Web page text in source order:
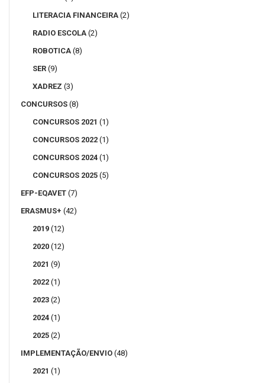
LITERACIA FINANCEIRA (2)
RADIO ESCOLA (2)
ROBOTICA (8)
SER (9)
XADREZ (3)
CONCURSOS (8)
CONCURSOS 2021 (1)
CONCURSOS 2022 (1)
CONCURSOS 2024 (1)
CONCURSOS 2025 (5)
EFP-EQAVET (7)
ERASMUS+ (42)
2019 (12)
2020 (12)
2021 (9)
2022 (1)
2023 (2)
2024 (1)
2025 (2)
IMPLEMENTAÇÃO/ENVIO (48)
2021 (1)